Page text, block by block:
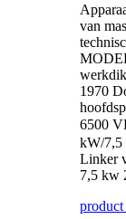
van
1970
6500
kW/7,5
Linker
7,5 kw